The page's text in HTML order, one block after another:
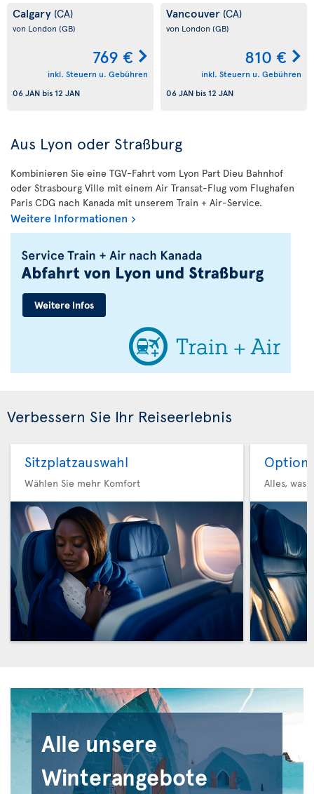
Calgary (CA)
von London (GB)
769 €
inkl. Steuern u. Gebühren
06 JAN bis 12 JAN
Vancouver (CA)
von London (GB)
810 €
inkl. Steuern u. Gebühren
06 JAN bis 12 JAN
Aus Lyon oder Straßburg
Kombinieren Sie eine TGV-Fahrt vom Lyon Part Dieu Bahnhof
oder Strasbourg Ville mit einem Air Transat-Flug vom Flughafen
Paris CDG nach Kanada mit unserem Train + Air-Service.
Weitere Informationen
Verbessern Sie Ihr Reiseerlebnis
Sitzplatzauswahl
Wählen Sie mehr Komfort
Option
Alles, was
Alle unsere
Winterangebote